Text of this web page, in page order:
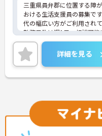
三重県員弁郡に位置する障
おける生活支援員の募集で
代の幅広い方がご利用されて
勤務日数は週1日～相談可
ベートを大切にしながらご
た、福利厚生が充実してい
整っており、安心して長く
ご興味のある方には、面接
に詳細をご案内しますので
詳細を見る